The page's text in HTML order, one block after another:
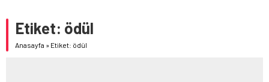
Etiket: ödül
Anasayfa » Etiket: ödül